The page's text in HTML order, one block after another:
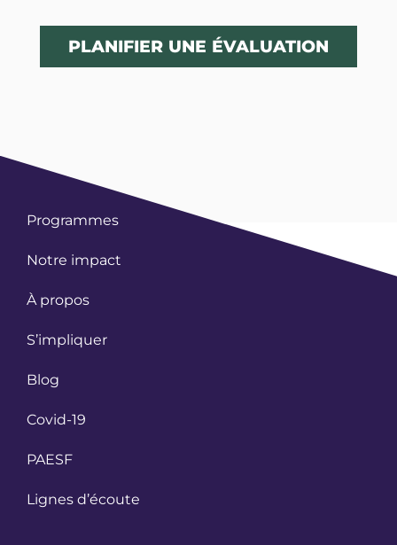
PLANIFIER UNE ÉVALUATION
Programmes
Notre impact
À propos
S’impliquer
Blog
Covid-19
PAESF
Lignes d’écoute